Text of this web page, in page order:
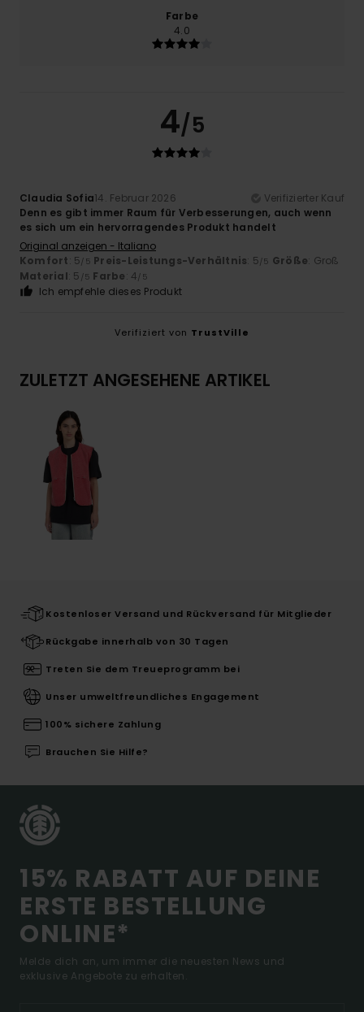
Farbe
4.0
4/5
Claudia Sofia14. Februar 2026
Verifizierter Kauf
Denn es gibt immer Raum für Verbesserungen, auch wenn
es sich um ein hervorragendes Produkt handelt
Original anzeigen - Italiano
Komfort: 5/5 Preis-Leistungs-Verhältnis: 5/5 Größe: Groß
Material: 5 /5 Farbe: 4/5
Ich empfehle dieses Produkt
Verifiziert von TrustVille
ZULETZT ANGESEHENE ARTIKEL
Kostenloser Versand und Rückversand für Mitglieder
Rückgabe innerhalb von 30 Tagen
Treten Sie dem Treueprogramm bei
Unser umweltfreundliches Engagement
100% sichere Zahlung
Brauchen Sie Hilfe?
15% RABATT AUF DEINE
ERSTE BESTELLUNG
ONLINE*
Melde dich an, um immer die neuesten News und
exklusive Angebote zu erhalten.